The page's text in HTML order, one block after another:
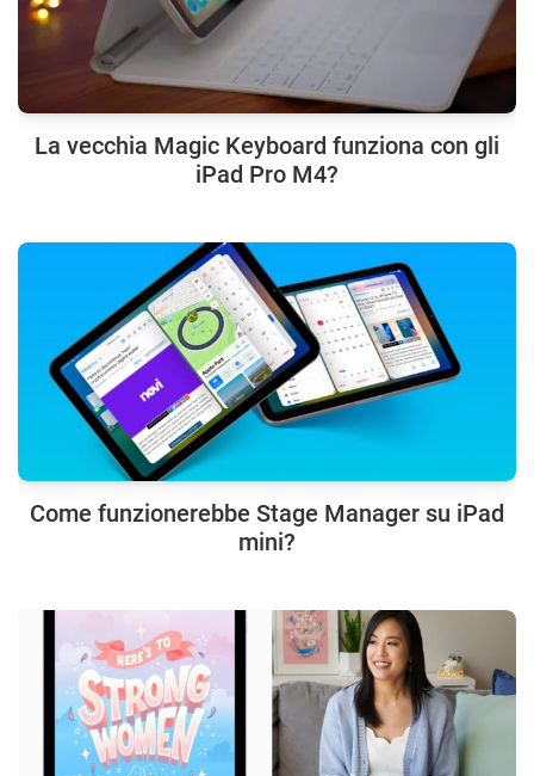
La vecchia Magic Keyboard funziona con gli
iPad Pro M4?
Come funzionerebbe Stage Manager su iPad
mini?